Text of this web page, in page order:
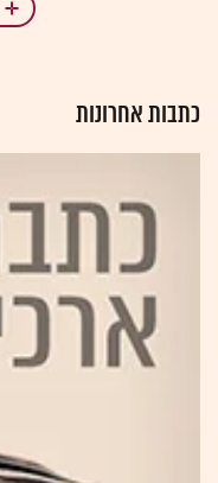
כתבות אחרונות